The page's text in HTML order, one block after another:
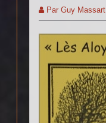
ParGuy Massart